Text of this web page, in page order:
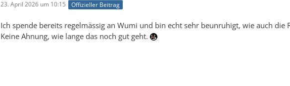
23. April 2026 um 10:15 Offizieller Beitrag
Ich spende bereits regelmässig an Wumi und bin echt sehr beunruhigt, wie auch
Keine Ahnung, wie lange das noch gut geht.